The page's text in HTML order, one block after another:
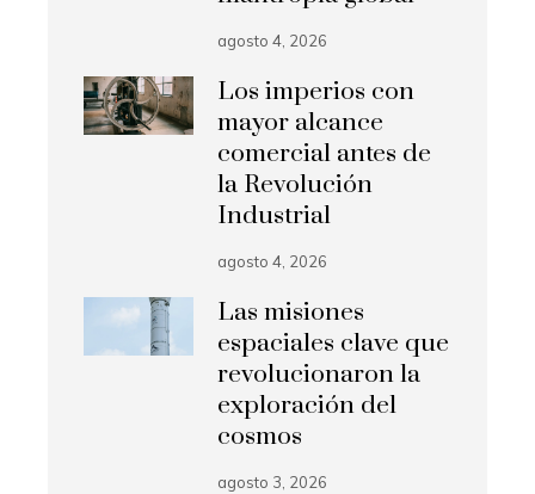
agosto 4, 2026
Los imperios con
mayor alcance
comercial antes de
la Revolución
Industrial
agosto 4, 2026
Las misiones
espaciales clave que
revolucionaron la
exploración del
cosmos
agosto 3, 2026